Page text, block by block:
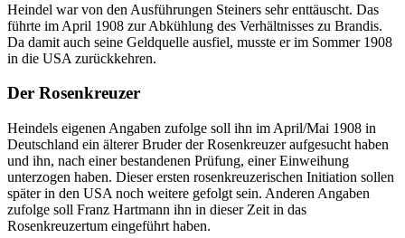
Heindel war von den Ausführungen Steiners sehr enttäuscht. Das
führte im April 1908 zur Abkühlung des Verhältnisses zu Brandis.
Da damit auch seine Geldquelle ausfiel, musste er im Sommer 1908
in die USA zurückkehren.
Der Rosenkreuzer
Heindels eigenen Angaben zufolge soll ihn im April/Mai 1908 in
Deutschland ein älterer Bruder der Rosenkreuzer aufgesucht haben
und ihn, nach einer bestandenen Prüfung, einer Einweihung
unterzogen haben. Dieser ersten rosenkreuzerischen Initiation sollen
später in den USA noch weitere gefolgt sein. Anderen Angaben
zufolge soll Franz Hartmann ihn in dieser Zeit in das
Rosenkreuzertum eingeführt haben.